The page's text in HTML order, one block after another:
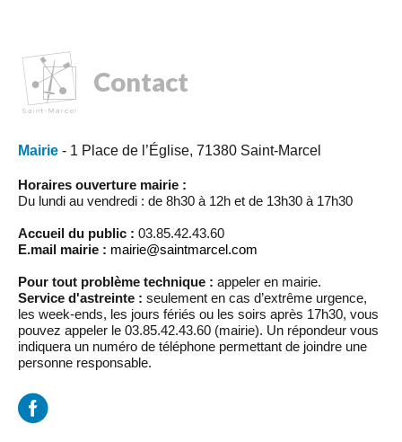
Contact
Mairie - 1 Place de l’Église, 71380 Saint-Marcel
Horaires ouverture mairie :
Du lundi au vendredi : de 8h30 à 12h et de 13h30 à 17h30
Accueil du public : 03.85.42.43.60
E.mail mairie : mairie@saintmarcel.com
Pour tout problème technique : appeler en mairie.
Service d'astreinte : seulement en cas d’extrême urgence,
les week-ends, les jours fériés ou les soirs après 17h30, vous
pouvez appeler le 03.85.42.43.60 (mairie). Un répondeur vous
indiquera un numéro de téléphone permettant de joindre une
personne responsable.